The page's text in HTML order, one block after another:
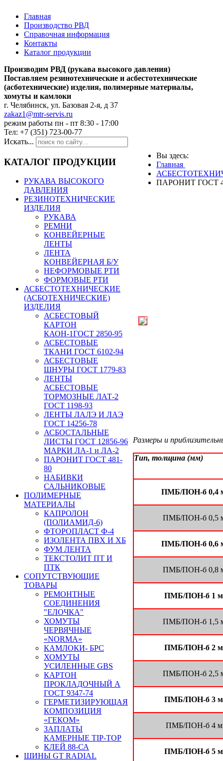
Главная
Производство РВД
Справочная информация
Контакты
Каталог продукции
Производим РВД (рукава высокого давления)
Поставляем резинотехнические и асбестотехнические
(асботехнические) изделия, полимерные материалы,
хомуты и камлоки
г. Челябинск, ул. Базовая 2-я, д 37
zakaz1@mtr-servis.ru
режим работы пн - пт 8:30 - 17:00
Тел: +7 (351) 723-00-77
Искать...
КАТАЛОГ ПРОДУКЦИИ
РУКАВА ВЫСОКОГО
ДАВЛЕНИЯ
РЕЗИНОТЕХНИЧЕСКИЕ
ИЗДЕЛИЯ
РУКАВА
РЕМНИ
КОНВЕЙЕРНЫЕ
ЛЕНТЫ
ЛЕНТА
КОНВЕЙЕРНАЯ Б/У
НЕФОРМОВЫЕ РТИ
ФОРМОВЫЕ РТИ
АСБЕСТОТЕХНИЧЕСКИЕ
(АСБОТЕХНИЧЕСКИЕ)
ИЗДЕЛИЯ
АСБЕСТОВЫЙ
КАРТОН
КАОН-1ГОСТ 2850-95
АСБЕСТОВЫЕ
ТКАНИ ГОСТ 6102-94
АСБЕСТОВЫЕ
ШНУРЫ ГОСТ 1779-83
ЛЕНТЫ
АСБЕСТОВЫЕ
ТОРМОЗНЫЕ ЛАТ-2
ГОСТ 1198-93
ЛЕНТЫ ЛАЛЭ И ЛАЭ
ГОСТ 14256-78
АСБОСТАЛЬНЫЕ
ЛИСТЫ ГОСТ 12856-96
МАРКИ ЛА-1 и ЛА-2
ПАРОНИТ ГОСТ 481-
80
НАБИВКИ
САЛЬНИКОВЫЕ
ПОЛИМЕРНЫЕ
МАТЕРИАЛЫ
КАПРОЛОН
(ПОЛИАМИД-6)
ФТОРОПЛАСТ Ф-4
ИЗОЛЕНТА ПВХ И ХБ
ФУМ ЛЕНТА
ТЕКСТОЛИТ ПТ И
ПТК
СОПУТСТВУЮЩИЕ
ТОВАРЫ
РЕМОНТНЫЕ
СОЕДИНЕНИЯ
"ЕЛОЧКА"
ХОМУТЫ
ЧЕРВЯЧНЫЕ
«NORMA»
КАМЛОКИ- БРС
ХОМУТЫ
УСИЛЕННЫЕ GBS
КАРТОН
ПРОКЛАДОЧНЫЙ А
ГОСТ 9347-74
ГЕРМЕТИЗИРУЮЩАЯ
КОМПОЗИЦИЯ
«ГЕКОМ»
ЗАПЛАТЫ
КАМЕРНЫЕ TIP-TOP
КЛЕЙ 88-СА
ШИНЫ GT RADIAL
Вы здесь:
Главная
ПАРОНИТ ГОСТ
Размеры и
Тип, толщина (мм)
ПМБ/ПОН-б 0,4
ПМБ/ПОН-б 0,5
ПМБ/ПОН-б 0,6
ПМБ/ПОН-б 0,8
ПМБ/ПОН-б 1
ПМБ/ПОН-б 1,5
ПМБ/ПОН-б 2
ПМБ/ПОН-б 2,5
ПМБ/ПОН-б 3
ПМБ/ПОН-б 4
ПМБ/ПОН-б 5